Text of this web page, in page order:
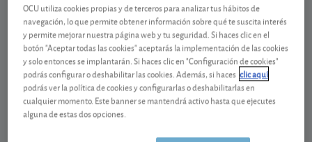
Contenido reservado a SOCIOS
Gestiona tu dinero con visión
experta
y consigue que cada euro trabaje
OCU utiliza cookies propias y de terceros para analizar tus hábitos de
navegación, lo que permite obtener información sobre qué te suscita interés
y permite mejorar nuestra página web y tu seguridad. Si haces clic en el
botón "Aceptar todas las cookies" aceptarás la implementación de las cookies
y solo entonces se implantarán. Si haces clic en "Configuración de cookies"
podrás configurar o deshabilitar las cookies. Además, si haces clic aquí
podrás ver la política de cookies y configurarlas o deshabilitarlas en
cualquier momento. Este banner se mantendrá activo hasta que ejecutes
alguna de estas dos opciones.